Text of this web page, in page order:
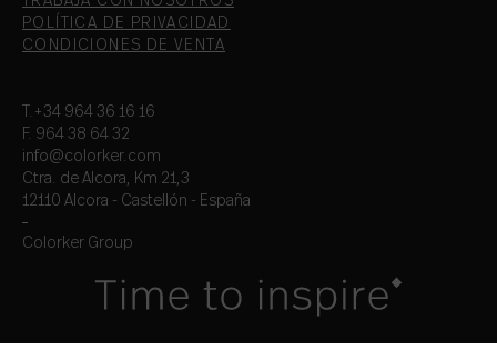
POLÍTICA DE PRIVACIDAD
CONDICIONES DE VENTA
T.+34 964 36 16 16
F. 964 38 64 32
info@colorker.com
Ctra. de Alcora, Km 21,3
12110 Alcora - Castellón - España
Colorker Group